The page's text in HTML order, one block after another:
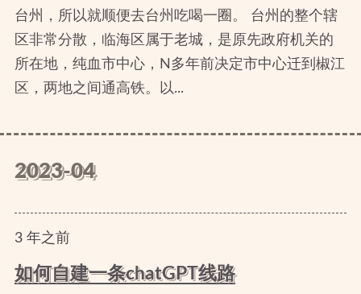
台州，所以就顺便去台州吃喝一圈。 台州的整个辖
区非常分散，临海区属于老城，是原先政府机关的
所在地，纯血市中心，N多年前决定市中心迁到椒江
区，两地之间通高铁。以...
2023-04
3年之前
如何自建一条chatGPT线路